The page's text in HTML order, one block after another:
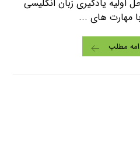
اولیه یادگیری زبان انگلیسی
مهارت های ...
مطلب